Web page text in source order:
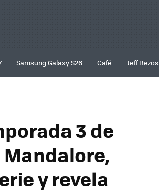
Samsung Galaxy S26 Café Jeff Bezos
3 de
y revela